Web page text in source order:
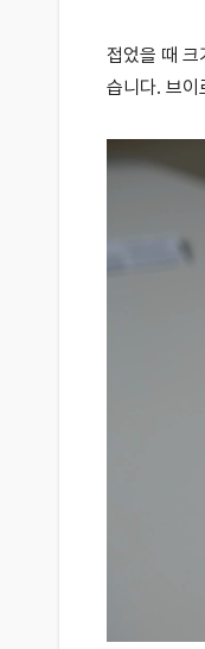
접었을 때 크
습니다. 브이